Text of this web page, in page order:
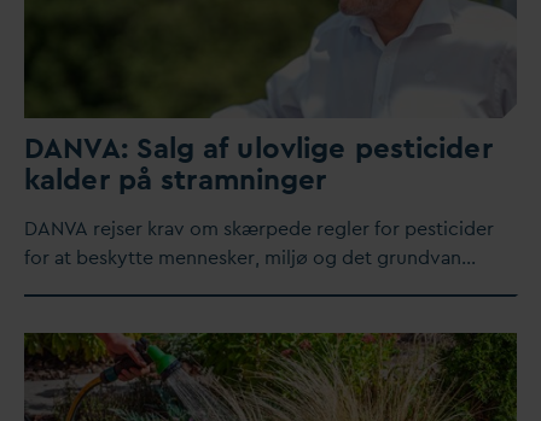
DANVA: Salg af ulovlige pesticider
kalder på stramninger
DANVA rejser krav om skærpede regler for pesticider
for at beskytte mennesker, miljø og det grundvan…